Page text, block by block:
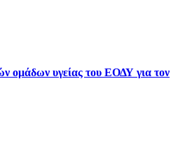
ομάδων υγείας του ΕΟΔΥ για τον